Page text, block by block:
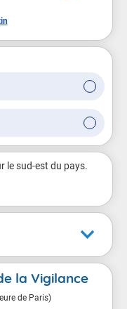
le sud-est du pays.
la Vigilance
de Paris)